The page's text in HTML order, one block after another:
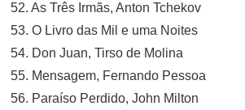
52. As Três Irmãs, Anton Tchekov
53. O Livro das Mil e uma Noites
54. Don Juan, Tirso de Molina
55. Mensagem, Fernando Pessoa
56. Paraíso Perdido, John Milton